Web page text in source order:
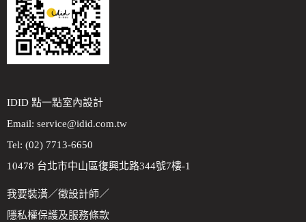
IDID 點一點室內設計
Email: service@idid.com.tw
Tel: (02) 7713-6650
10478 台北市中山區復興北路344號7樓-1
我要裝潢／徵設計師／
隱私權保護及服務條款